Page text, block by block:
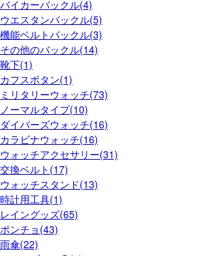
バイカーバックル(4)
ウエスタンバックル(5)
機能ベルトバックル(3)
その他のバックル(14)
靴下(1)
カフスボタン(1)
ミリタリーウォッチ(73)
ノーマルタイプ(10)
ダイバーズウォッチ(16)
カラビナウォッチ(16)
ウォッチアクセサリー(31)
交換ベルト(17)
ウォッチスタンド(13)
時計用工具(1)
レイングッズ(65)
ポンチョ(43)
雨傘(22)